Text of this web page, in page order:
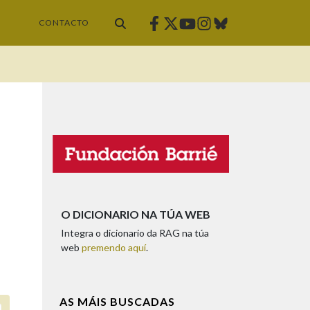
CONTACTO Facebook
Twitter
Youtube
Instagram
Bluesky
O DICIONARIO NA TÚA WEB
Integra o dicionario da RAG na túa
web premendo aquí.
AS MÁIS BUSCADAS